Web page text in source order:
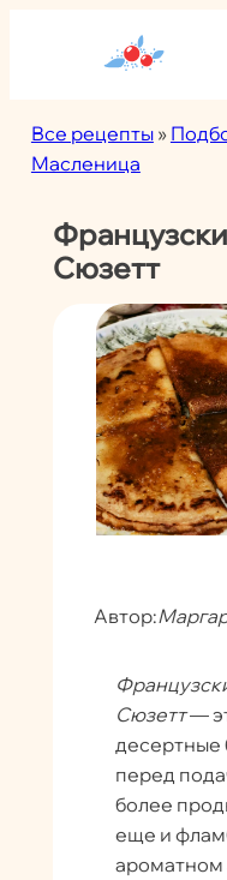
Все рецепты»
Масленица
Сюзетт
Автор:
Сюзетт—
десертные
перед
более
еще и
ароматном